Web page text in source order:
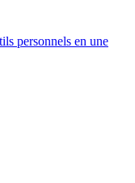
personnels en une